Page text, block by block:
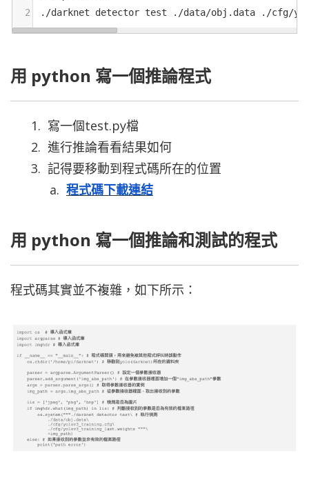
2
. /darknet detector test . /data/obj . data . /cfg/
用 python 寫一個推論程式
寫一個test.py檔
進行推論看看結果如何
記得要移動到程式碼所在的位置
程式碼下載連結
用 python 寫一個推論和測試的程式
程式碼其實並不複雜，如下所示：